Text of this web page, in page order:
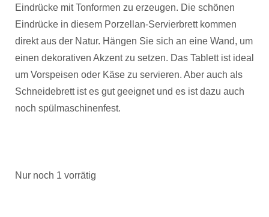
Eindrücke mit Tonformen zu erzeugen. Die schönen
Eindrücke in diesem Porzellan-Servierbrett kommen
direkt aus der Natur. Hängen Sie sich an eine Wand, um
einen dekorativen Akzent zu setzen. Das Tablett ist ideal
um Vorspeisen oder Käse zu servieren. Aber auch als
Schneidebrett ist es gut geeignet und es ist dazu auch
noch spülmaschinenfest.
Nur noch 1 vorrätig